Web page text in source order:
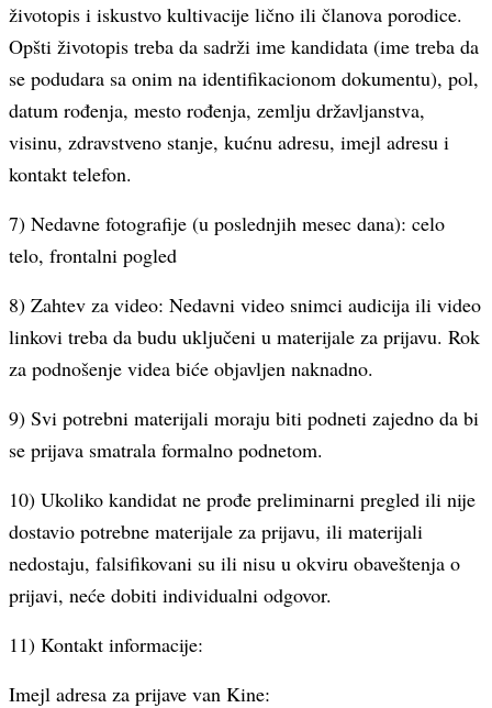
životopis i iskustvo kultivacije lično ili članova porodice.
Opšti životopis treba da sadrži ime kandidata (ime treba da
se podudara sa onim na identifikacionom dokumentu), pol,
datum rođenja, mesto rođenja, zemlju državljanstva,
visinu, zdravstveno stanje, kućnu adresu, imejl adresu i
kontakt telefon.
7) Nedavne fotografije (u poslednjih mesec dana): celo
telo, frontalni pogled
8) Zahtev za video: Nedavni video snimci audicija ili video
linkovi treba da budu uključeni u materijale za prijavu. Rok
za podnošenje videa biće objavljen naknadno.
9) Svi potrebni materijali moraju biti podneti zajedno da bi
se prijava smatrala formalno podnetom.
10) Ukoliko kandidat ne prođe preliminarni pregled ili nije
dostavio potrebne materijale za prijavu, ili materijali
nedostaju, falsifikovani su ili nisu u okviru obaveštenja o
prijavi, neće dobiti individualni odgovor.
11) Kontakt informacije:
Imejl adresa za prijave van Kine: